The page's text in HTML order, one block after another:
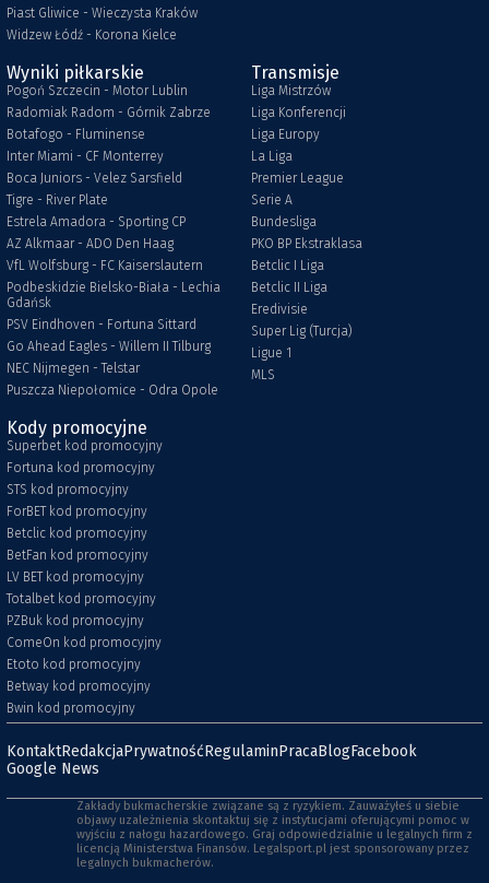
Piast Gliwice - Wieczysta Kraków
Widzew Łódź - Korona Kielce
Wyniki piłkarskie
Pogoń Szczecin - Motor Lublin
Radomiak Radom - Górnik Zabrze
Botafogo - Fluminense
Inter Miami - CF Monterrey
Boca Juniors - Velez Sarsfield
Tigre - River Plate
Estrela Amadora - Sporting CP
AZ Alkmaar - ADO Den Haag
VfL Wolfsburg - FC Kaiserslautern
Podbeskidzie Bielsko-Biała - Lechia
Gdańsk
PSV Eindhoven - Fortuna Sittard
Go Ahead Eagles - Willem II Tilburg
NEC Nijmegen - Telstar
Puszcza Niepołomice - Odra Opole
Transmisje
Liga Mistrzów
Liga Konferencji
Liga Europy
La Liga
Premier League
Serie A
Bundesliga
PKO BP Ekstraklasa
Betclic I Liga
Betclic II Liga
Eredivisie
Super Lig (Turcja)
Ligue 1
MLS
Kody promocyjne
Superbet kod promocyjny
Fortuna kod promocyjny
STS kod promocyjny
ForBET kod promocyjny
Betclic kod promocyjny
BetFan kod promocyjny
LV BET kod promocyjny
Totalbet kod promocyjny
PZBuk kod promocyjny
ComeOn kod promocyjny
Etoto kod promocyjny
Betway kod promocyjny
Bwin kod promocyjny
KontaktRedakcjaPrywatnośćRegulaminPracaBlogFacebook
Google News
Zakłady bukmacherskie związane są z ryzykiem. Zauważyłeś u siebie
objawy uzależnienia skontaktuj się z instytucjami oferującymi pomoc w
wyjściu z nałogu hazardowego. Graj odpowiedzialnie u legalnych firm z
licencją Ministerstwa Finansów. Legalsport.pl jest sponsorowany przez
legalnych bukmacherów.